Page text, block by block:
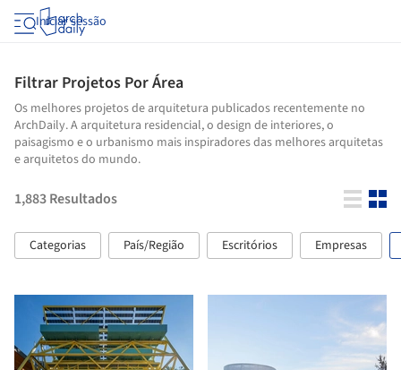
Iniciar sessão
Filtrar Projetos Por Área
Os melhores projetos de arquitetura publicados recentemente no
ArchDaily. A arquitetura residencial, o design de interiores, o
paisagismo e o urbanismo mais inspiradores das melhores arquitetas
e arquitetos do mundo.
1,883Resultados
Categorias País/Região Escritórios Empresas